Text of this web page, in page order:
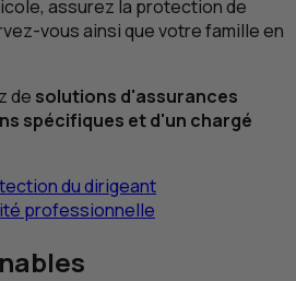
assurez la protection de
vous ainsi que votre famille en
de solutions d'assurances
spécifiques et d'un chargé
du dirigeant
professionnelle